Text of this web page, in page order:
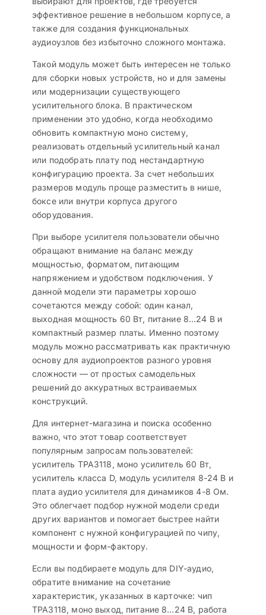
эффективное решение в небольшом корпусе, а
также для создания функциональных
аудиоузлов без избыточно сложного монтажа.
Такой модуль может быть интересен не только
для сборки новых устройств, но и для замены
или модернизации существующего
усилительного блока. В практическом
применении это удобно, когда необходимо
обновить компактную моно систему,
реализовать отдельный усилительный канал
или подобрать плату под нестандартную
конфигурацию проекта. За счет небольших
размеров модуль проще разместить в нише,
боксе или внутри корпуса другого
оборудования.
При выборе усилителя пользователи обычно
обращают внимание на баланс между
мощностью, форматом, питающим
напряжением и удобством подключения. У
данной модели эти параметры хорошо
сочетаются между собой: один канал,
выходная мощность 60 Вт, питание 8…24 В и
компактный размер платы. Именно поэтому
модуль можно рассматривать как практичную
основу для аудиопроектов разного уровня
сложности — от простых самодельных
решений до аккуратных встраиваемых
конструкций.
Для интернет-магазина и поиска особенно
важно, что этот товар соответствует
популярным запросам пользователей:
усилитель TPA3118, моно усилитель 60 Вт,
усилитель класса D, модуль усилителя 8-24 В и
плата аудио усилителя для динамиков 4-8 Ом.
Это облегчает подбор нужной модели среди
других вариантов и помогает быстрее найти
компонент с нужной конфигурацией по чипу,
мощности и форм-фактору.
Если вы подбираете модуль для DIY-аудио,
обратите внимание на сочетание
характеристик, указанных в карточке: чип
TPA3118, моно выход, питание 8…24 В, работа